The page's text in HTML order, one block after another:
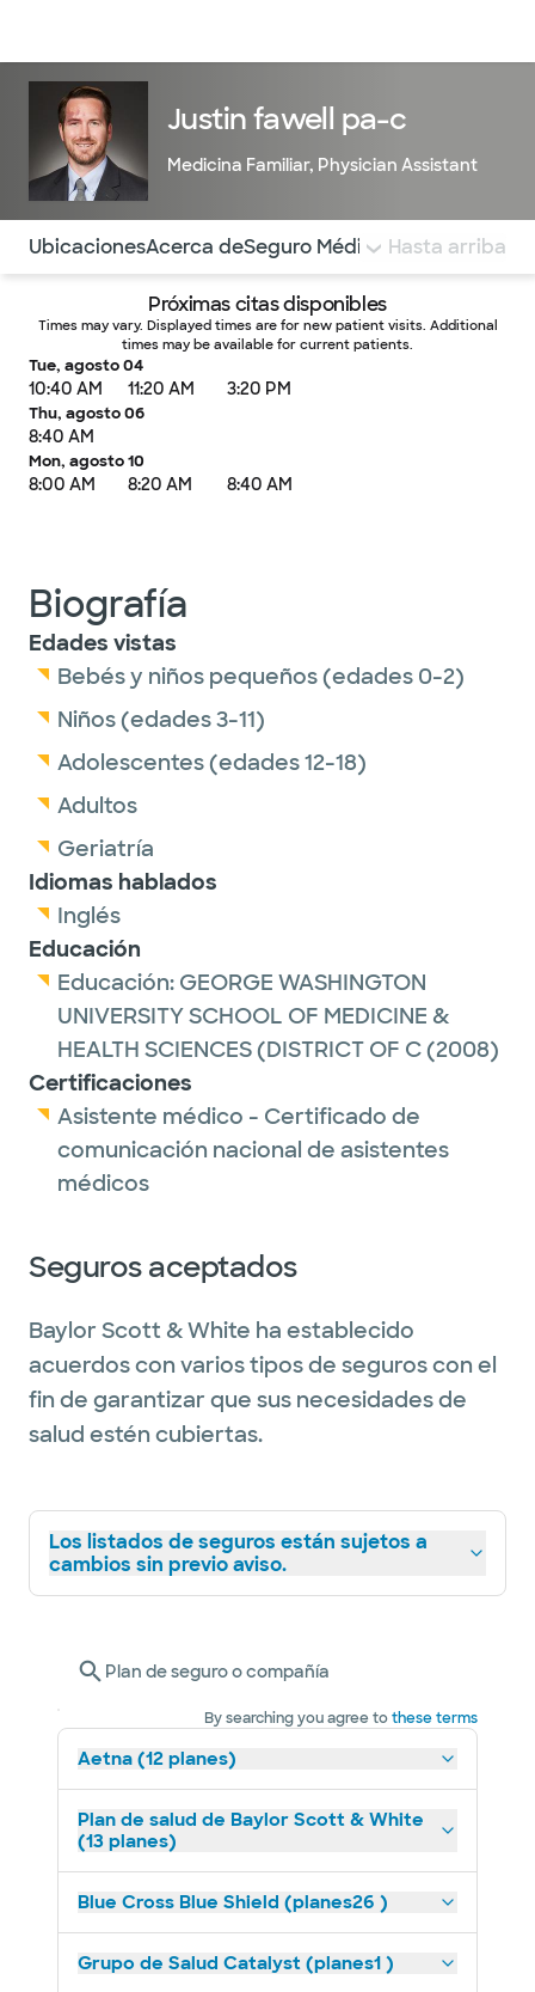
Justin fawell pa-c
Medicina Familiar, Physician Assistant
Utilice esta navegación para saltar rápidamente a
UbicacionesAcerca deSeguro Médico COMENTARIOS
Hasta arriba
Próximas citas disponibles
Times may vary. Displayed times are for new patient visits. Additional
times may be available for current patients.
Tue, agosto 04
10:40 AM 11:20 AM 3:20 PM
Thu, agosto 06
8:40 AM
Mon, agosto 10
8:00 AM 8:20 AM 8:40 AM
Biografía
Edades vistas
Bebés y niños pequeños (edades 0-2)
Niños (edades 3-11)
Adolescentes (edades 12-18)
Adultos
Geriatría
Idiomas hablados
Inglés
Educación
Educación: GEORGE WASHINGTON
UNIVERSITY SCHOOL OF MEDICINE &
HEALTH SCIENCES (DISTRICT OF C(2008)
Certificaciones
Asistente médico - Certificado de
comunicación nacional de asistentes
médicos
Seguros aceptados
Baylor Scott & White ha establecido
acuerdos con varios tipos de seguros con el
fin de garantizar que sus necesidades de
salud estén cubiertas.
Los listados de seguros están sujetos a
cambios sin previo aviso.
Plan de seguro o compañía
By searching you agree tothese terms
Aetna (12 planes)
Plan de salud de Baylor Scott & White
(13 planes)
Blue Cross Blue Shield (planes26 )
Grupo de Salud Catalyst (planes1 )